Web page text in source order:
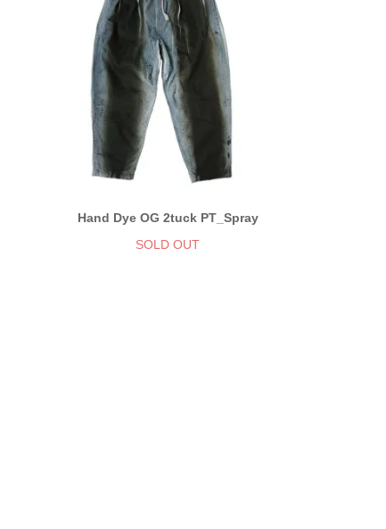
Hand Dye OG 2tuck PT_Spray
SOLD OUT